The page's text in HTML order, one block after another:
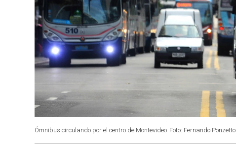
Ómnibus circulando por el centro de Montevideo Foto: Fernando Ponzetto